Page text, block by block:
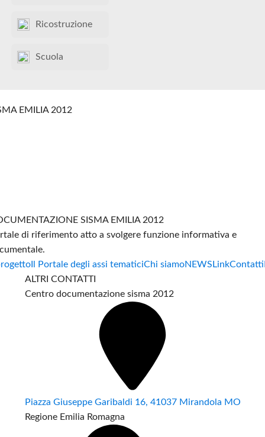
Ricostruzione
Scuola
EMILIA 2012
SISMA EMILIA 2012
di riferimento atto a svolgere funzione informativa e
Il Portale degli assi tematiciChi siamoNEWS LinkContatti
ALTRI CONTATTI
Centro documentazione sisma 2012
Piazza Giuseppe Garibaldi 16, 41037 Mirandola MO
Regione Emilia Romagna